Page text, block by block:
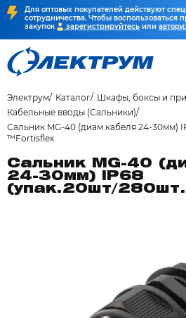
Для оптовых покупателей действуют
сотрудничества. Чтобы воспользоваться
закупок
зарегистрируйтесь или
Электрум Каталог
Шкафы, боксы и
Кабельные вводы (Сальники)
Сальник MG-40 (диам.кабеля 24-30мм)
™Fortisflex
Сальник MG-40
24-30мм) IP68
(упак.20шт/